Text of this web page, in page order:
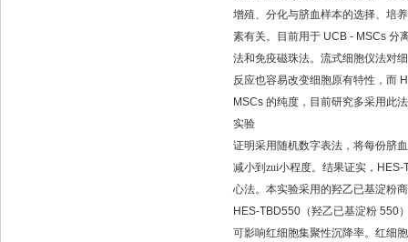
增殖、分化与脐血样本的选择、培
素有关。目前用于 UCB - MSCs 分
法和免疫磁珠法。流式细胞仪法对
反应也容易改变细胞原有特性，而
MSCs 的纯度，目前研究多采用此
实验
证明采用随机数字表法，将每份脐
减小到zui小程度。结果证实， HES-
心法。本实验采用的羟乙已基淀粉
HES-TBD550 （羟乙已基淀粉 550
可影响红细胞集聚性沉降率。红细